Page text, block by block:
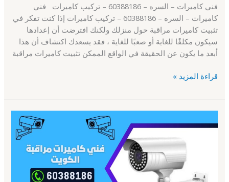
فني كاميرات – السره – 60388186 – تركيب كاميرات فني
كاميرات – السره – 60388186 – تركيب كاميرات إذا كنت تفكر في
تثبيت كاميرات مراقبة حول منزلك ولكنك افترضت أن إعدادها
سيكون مكلفًا للغاية أو صعبًا للغاية ، فقد يسعدك اكتشاف أن هذا
أبعد ما يكون عن الحقيقة في الواقع الممكن تثبيت كاميرات مراقبة
قراءة المزيد »
كاميرات
60388186